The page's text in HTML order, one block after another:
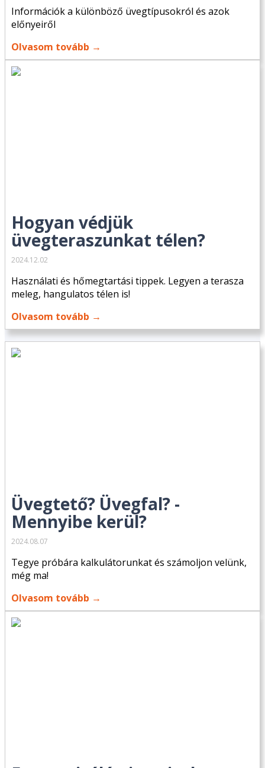
Információk a különböző üvegtípusokról és azok
előnyeiről
Olvasom tovább →
Hogyan védjük
üvegteraszunkat télen?
2024.12.02
Használati és hőmegtartási tippek. Legyen a terasza
meleg, hangulatos télen is!
Olvasom tovább →
Üvegtető? Üvegfal? -
Mennyibe kerül?
2024.08.07
Tegye próbára kalkulátorunkat és számoljon velünk,
még ma!
Olvasom tovább →